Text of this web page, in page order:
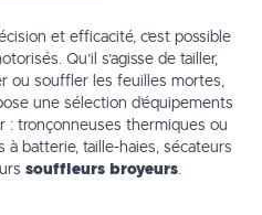
et efficacité, c’est possible
Qu’il s’agisse de tailler,
ou souffler les feuilles mortes,
une sélection d’équipements
: tronçonneuses thermiques ou
à batterie, taille-haies, sécateurs
souffleurs broyeurs.